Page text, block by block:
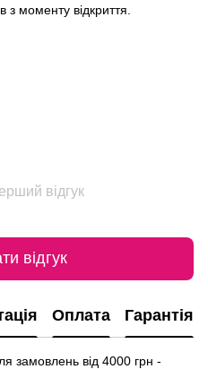
з моменту відкриття.
відгук
відгук
Оплата Гарантія
замовлень від 4000 грн -